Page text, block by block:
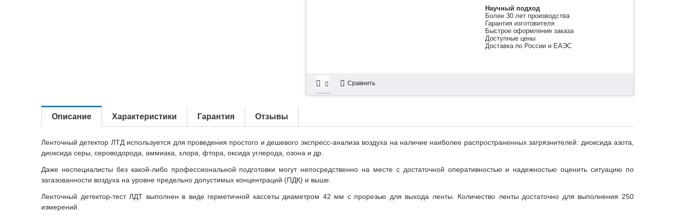
Научный подход
Более 30 лет производства
Гарантия изготовителя
Быстрое оформление заказа
Доступные цены
Доставка по России и ЕАЭС
Сравнить
Описание Характеристики Гарантия Отзывы
Ленточный детектор ЛТД используется для проведения простого и дешевого экспресс-анализа воздуха на наличие наиболее распространенных загрязнителей: диоксида азота,
диоксида серы, сероводорода, аммиака, хлора, фтора, оксида углерода, озона и др.
Даже неспециалисты без какой-либо профессиональной подготовки могут непосредственно на месте с достаточной оперативностью и надежностью оценить ситуацию по
загазованности воздуха на уровне предельно допустимых концентраций (ПДК) и выше.
Ленточный детектор-тест ЛДТ выполнен в виде герметичной кассеты диаметром 42 мм с прорезью для выхода ленты. Количество ленты достаточно для выполнения 250
измерений.